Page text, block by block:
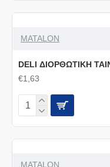
MATALON
DELI ΔΙΟΡΘΩΤΙΚΗ
€1,63
MATALON